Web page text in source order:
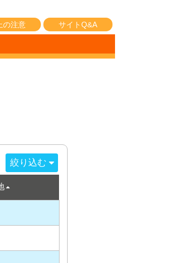
の注意 サイトQ&A
絞り込む